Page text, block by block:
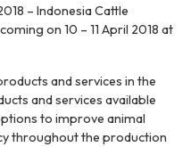
– Indonesia Cattle
on 10 – 11 April 2018 at
and services in the
and services available
to improve animal
throughout the production